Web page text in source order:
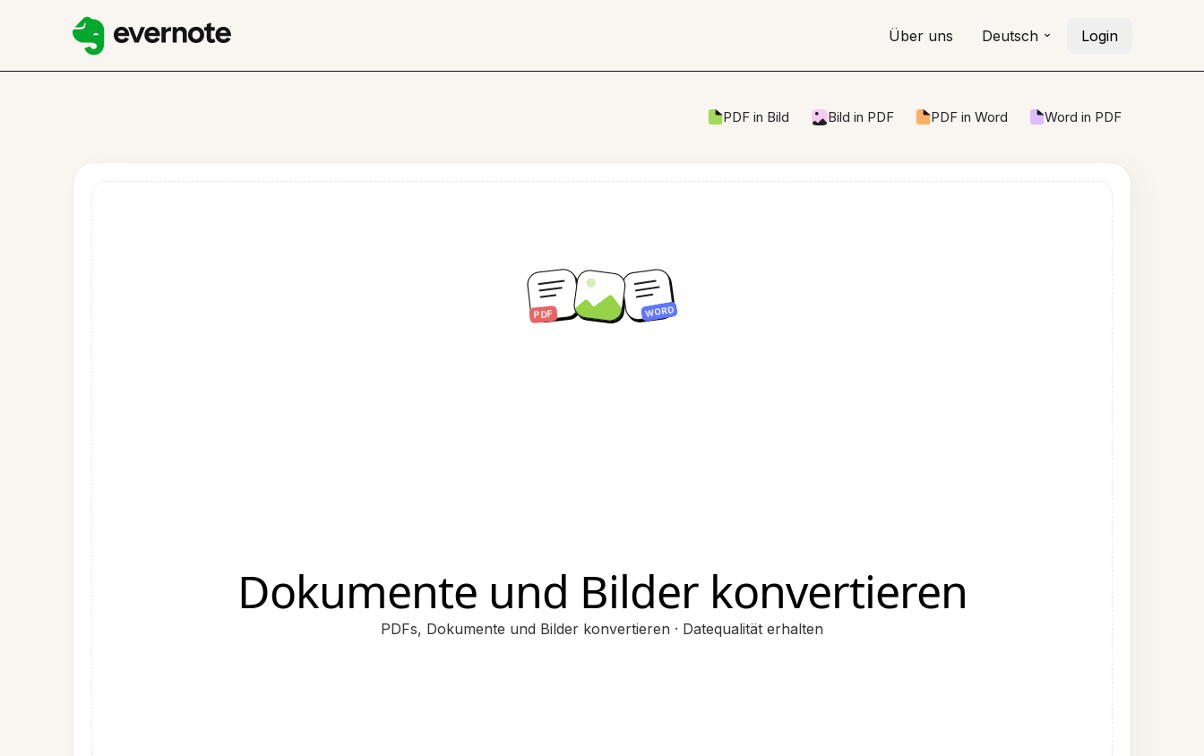
Über uns Deutsch Login
PDF in Bild Bild in PDF PDF in Word Word in PDF
Dokumente und Bilder konvertieren
PDFs, Dokumente und Bilder konvertieren · Datequalität erhalten